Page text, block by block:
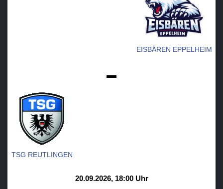
EISBÄREN EPPELHEIM
-
TSG REUTLINGEN
20.09.2026, 18:00 Uhr